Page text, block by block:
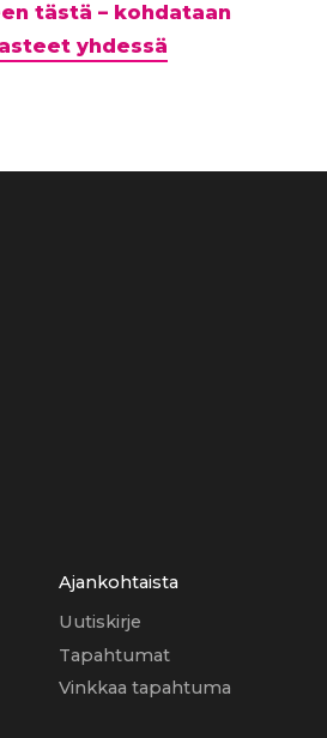
tästä – kohdataan
yhdessä
Ajankohtaista
Uutiskirje
Tapahtumat
Vinkkaa tapahtuma